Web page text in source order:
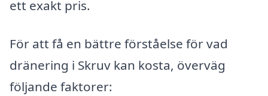
ett exakt pris.
För att få en bättre förståelse för vad
dränering i Skruv kan kosta, överväg
följande faktorer: